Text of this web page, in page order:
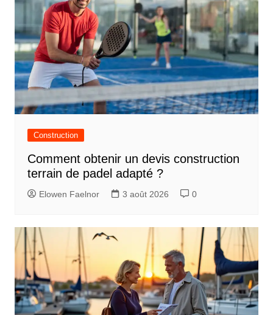
Construction
Comment obtenir un devis construction
terrain de padel adapté ?
Elowen Faelnor 3 août 2026 0